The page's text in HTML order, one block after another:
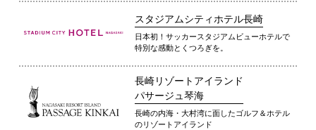
スタジアムシティホテル長崎
日本初！サッカースタジアムビューホテルで
特別な感動とくつろぎを。
長崎リゾートアイランド
パサージュ琴海
長崎の内海・大村湾に面したゴルフ＆ホテル
のリゾートアイランド